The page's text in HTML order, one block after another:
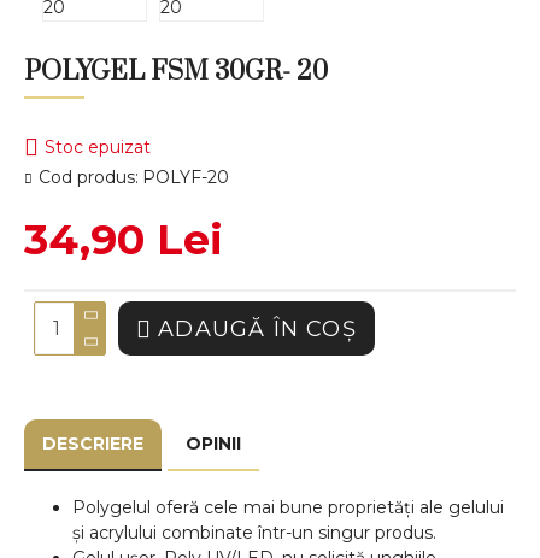
POLYGEL FSM 30GR- 20
Stoc epuizat
Cod produs: POLYF-20
34,90 Lei
ADAUGĂ ÎN COŞ
DESCRIERE OPINII
Polygelul oferă cele mai bune proprietăți ale gelului
și acrylului combinate într-un singur produs.